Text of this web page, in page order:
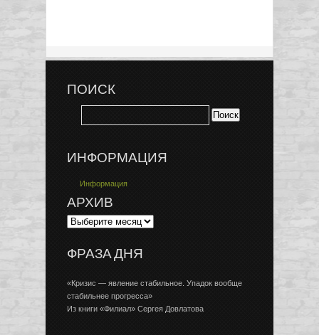
ПОИСК
ИНФОРМАЦИЯ
Информация
АРХИВ
ФРАЗА ДНЯ
«Кризис — явление стабильное. Упадок вообще
стабильнее прогресса»
Из книги «Филиал» Сергея Довлатова